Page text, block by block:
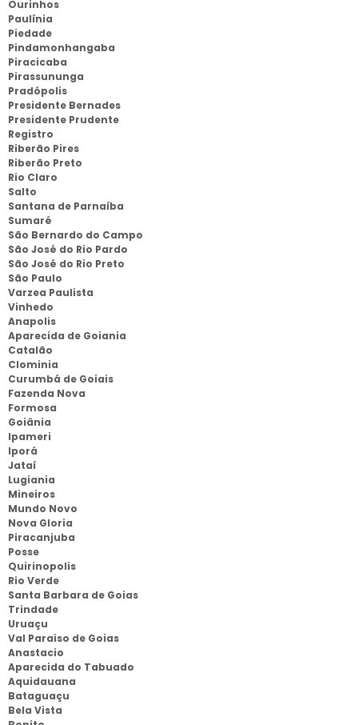
Ourinhos
Paulínia
Piedade
Pindamonhangaba
Piracicaba
Pirassununga
Pradópolis
Presidente Bernades
Presidente Prudente
Registro
Riberão Pires
Riberão Preto
Rio Claro
Salto
Santana de Parnaíba
Sumaré
São Bernardo do Campo
São José do Rio Pardo
São José do Rio Preto
São Paulo
Varzea Paulista
Vinhedo
Anapolis
Aparecida de Goiania
Catalão
Clominia
Curumbá de Goiais
Fazenda Nova
Formosa
Goiânia
Ipameri
Iporá
Jataí
Lugiania
Mineiros
Mundo Novo
Nova Gloria
Piracanjuba
Posse
Quirinopolis
Rio Verde
Santa Barbara de Goias
Trindade
Uruaçu
Val Paraiso de Goias
Anastacio
Aparecida do Tabuado
Aquidauana
Bataguaçu
Bela Vista